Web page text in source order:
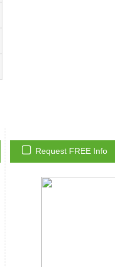
Request FREE Info